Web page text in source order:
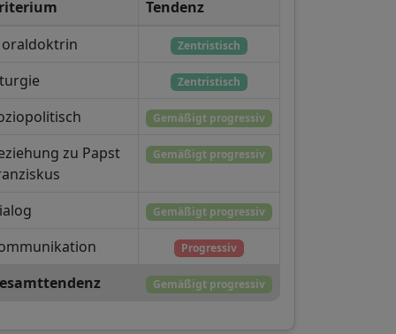
Tendenz
Zentristisch
Zentristisch
Gemäßigt progressiv
zu Papst
Gemäßigt progressiv
Gemäßigt progressiv
Progressiv
Gemäßigt progressiv